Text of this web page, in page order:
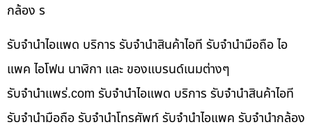
กล้อง ร
รับจำนำไอแพด บริการ รับจำนำสินค้าไอที รับจำนำมือถือ ไอ
แพค ไอโฟน นาฬิกา และ ของแบรนด์เนมต่างๆ
รับจํานําแพร่.com รับจำนำไอแพด บริการ รับจำนำสินค้าไอที
รับจำนำมือถือ รับจำนำโทรศัพท์ รับจำนำไอแพค รับจำนำกล้อง